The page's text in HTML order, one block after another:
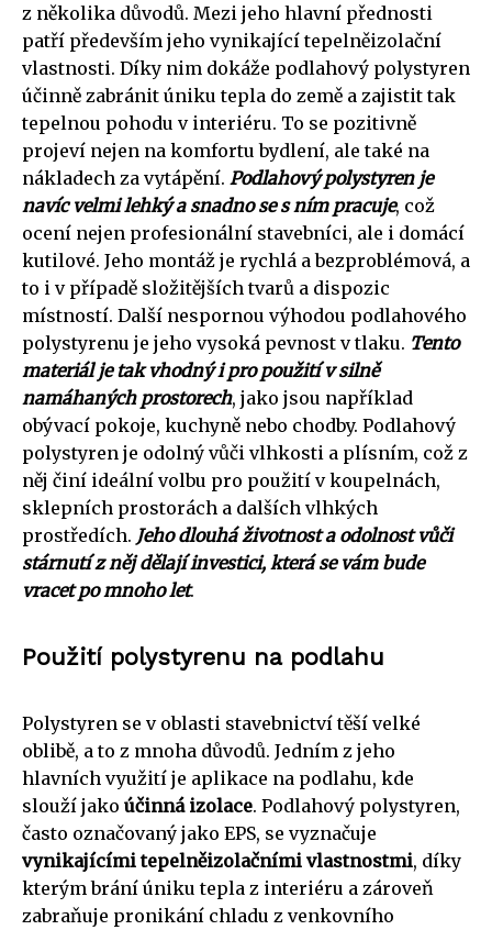
z několika důvodů. Mezi jeho hlavní přednosti
patří především jeho vynikající tepelněizolační
vlastnosti. Díky nim dokáže podlahový polystyren
účinně zabránit úniku tepla do země a zajistit tak
tepelnou pohodu v interiéru. To se pozitivně
projeví nejen na komfortu bydlení, ale také na
nákladech za vytápění. Podlahový polystyren je
navíc velmi lehký a snadno se s ním pracuje, což
ocení nejen profesionální stavebníci, ale i domácí
kutilové. Jeho montáž je rychlá a bezproblémová, a
to i v případě složitějších tvarů a dispozic
místností. Další nespornou výhodou podlahového
polystyrenu je jeho vysoká pevnost v tlaku. Tento
materiál je tak vhodný i pro použití v silně
namáhaných prostorech, jako jsou například
obývací pokoje, kuchyně nebo chodby. Podlahový
polystyren je odolný vůči vlhkosti a plísním, což z
něj činí ideální volbu pro použití v koupelnách,
sklepních prostorách a dalších vlhkých
prostředích. Jeho dlouhá životnost a odolnost vůči
stárnutí z něj dělají investici, která se vám bude
vracet po mnoho let.
Použití polystyrenu na podlahu
Polystyren se v oblasti stavebnictví těší velké
oblibě, a to z mnoha důvodů. Jedním z jeho
hlavních využití je aplikace na podlahu, kde
slouží jako účinná izolace. Podlahový polystyren,
často označovaný jako EPS, se vyznačuje
vynikajícími tepelněizolačními vlastnostmi, díky
kterým brání úniku tepla z interiéru a zároveň
zabraňuje pronikání chladu z venkovního